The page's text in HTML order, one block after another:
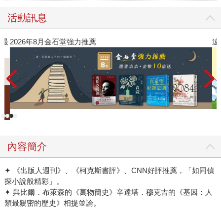
活動訊息
2026年8月金石堂強力推薦 遠
內容簡介
✦ 《出版人週刊》、《柯克斯書評》、CNN好評推薦，「如同偵
探小說般精彩」。
✦ 與比爾．布萊森的《萬物簡史》辛達塔．穆克吉的《基因：人
類最親密的歷史》相提並論。